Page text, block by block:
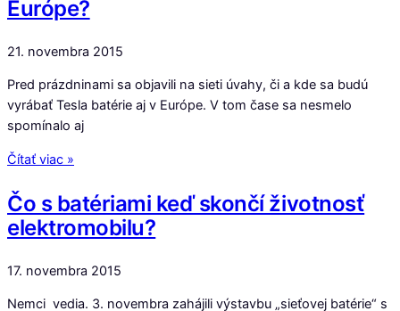
Európe?
21. novembra 2015
Pred prázdninami sa objavili na sieti úvahy, či a kde sa budú
vyrábať Tesla batérie aj v Európe. V tom čase sa nesmelo
spomínalo aj
Čítať viac »
Čo s batériami keď skončí životnosť
elektromobilu?
17. novembra 2015
Nemci vedia. 3. novembra zahájili výstavbu „sieťovej batérie“ s